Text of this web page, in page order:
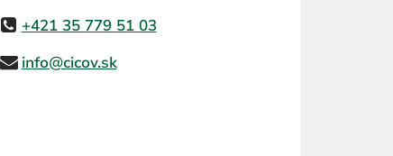
+421 35 779 51 03
info@cicov.sk